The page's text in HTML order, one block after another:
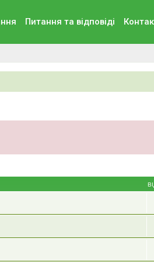
Питання та вiдповiдi